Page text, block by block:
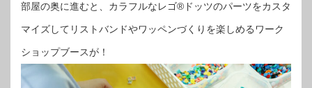
部屋の奥に進むと、カラフルなレゴ®ドッツのパーツをカスタ
マイズしてリストバンドやワッペンづくりを楽しめるワーク
ショップブースが！